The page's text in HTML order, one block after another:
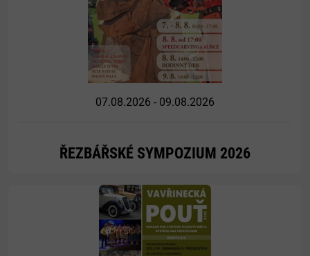
07.08.2026 - 09.08.2026
ŘEZBÁŘSKÉ SYMPOZIUM 2026
Více